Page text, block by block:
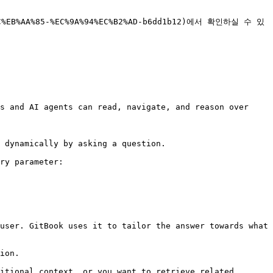
%EC%9A%94%EC%B2%AD-b6dd1b12)에서 확인하실 수 있
and AI agents can read, navigate, and reason over
by asking a question.
parameter:
GitBook uses it to tailor the answer towards what